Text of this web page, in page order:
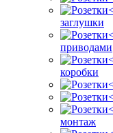
заглушки
приводами
коробки
монтаж